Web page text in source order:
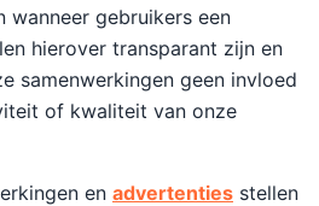
wanneer gebruikers een
hierover transparant zijn en
samenwerkingen geen invloed
of kwaliteit van onze
en advertenties stellen